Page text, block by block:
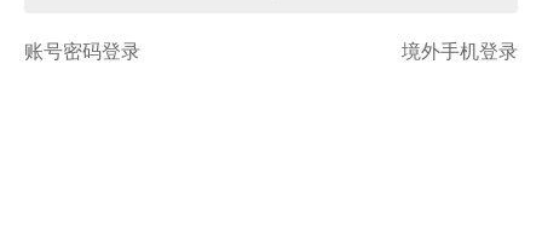
账号密码登录 境外手机登录